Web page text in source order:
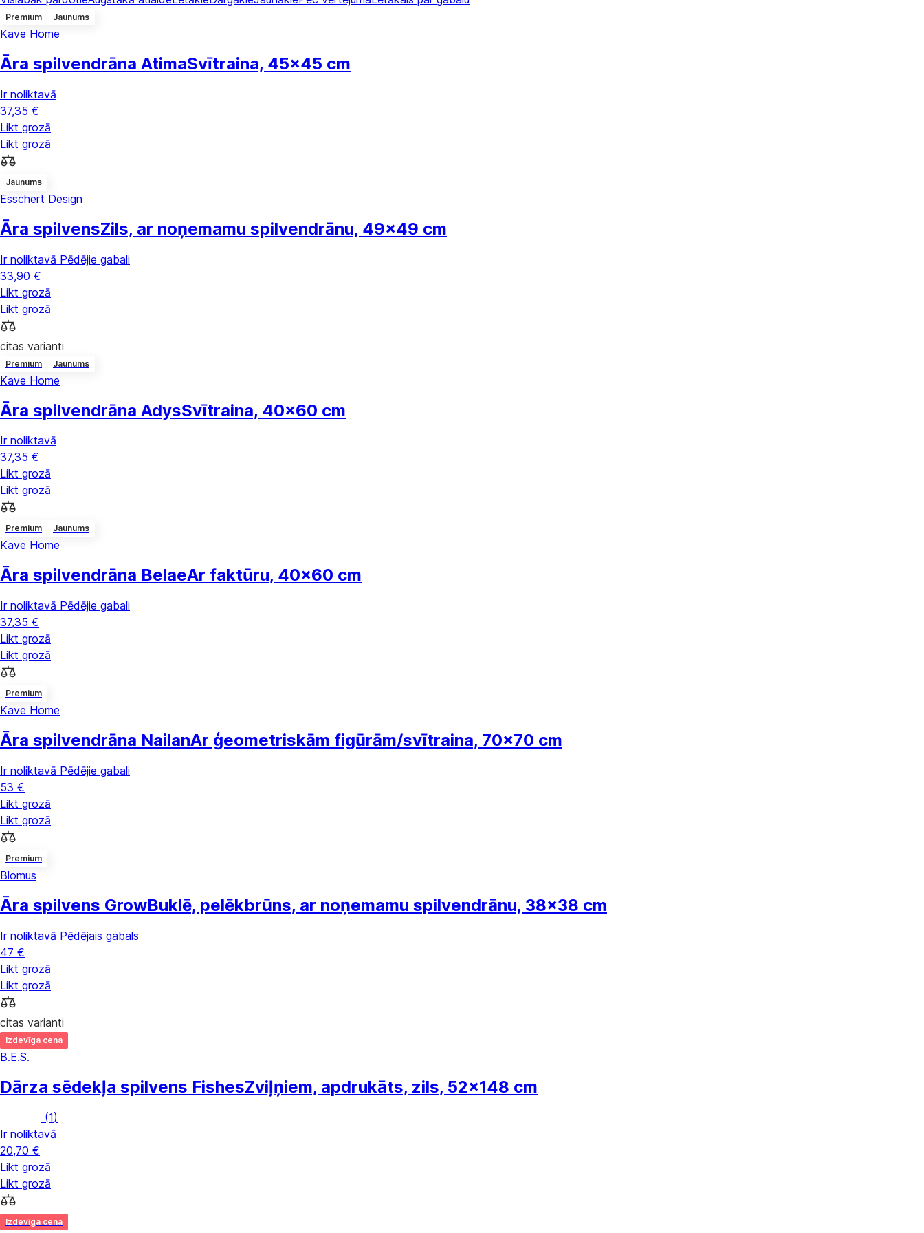
Premium Jaunums
Kave Home
Āra spilvendrāna AtimaSvītraina, 45x45 cm
Ir noliktavā
37,35 €
Likt grozā
Likt grozā
Jaunums
Esschert Design
Āra spilvensZils, ar noņemamu spilvendrānu, 49x49 cm
Ir noliktavā Pēdējie gabali
33,90 €
Likt grozā
Likt grozā
citas varianti
Premium Jaunums
Kave Home
Āra spilvendrāna AdysSvītraina, 40x60 cm
Ir noliktavā
37,35 €
Likt grozā
Likt grozā
Premium Jaunums
Kave Home
Āra spilvendrāna BelaeAr faktūru, 40x60 cm
Ir noliktavā Pēdējie gabali
37,35 €
Likt grozā
Likt grozā
Premium
Kave Home
Āra spilvendrāna NailanAr ģeometriskām figūrām/svītraina, 70x70 cm
Ir noliktavā Pēdējie gabali
53 €
Likt grozā
Likt grozā
Premium
Blomus
Āra spilvens GrowBuklē, pelēkbrūns, ar noņemamu spilvendrānu, 38x38 cm
Ir noliktavā Pēdējais gabals
47 €
Likt grozā
Likt grozā
citas varianti
Izdevīga cena
B.E.S.
Dārza sēdekļa spilvens FishesZviļņiem, apdrukāts, zils, 52x148 cm
(1)
Ir noliktavā
20,70 €
Likt grozā
Likt grozā
Izdevīga cena